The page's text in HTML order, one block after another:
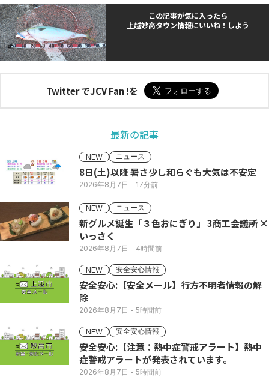
この記事が気に入ったら
上越妙高タウン情報にいいね！しよう
Twitter でJCV Fan !を
最新の記事
NEW ニュース
8日(土)以降 暑さ少し和らぐも大気は不安定
2026年8月7日 - 17分前
NEW ニュース
新グルメ誕生「３色おにぎり」 3商工会議所 ×
いっさく
2026年8月7日 - 4時間前
NEW 安全安心情報
安全安心:【安全メール】行方不明者情報の解
除
2026年8月7日 - 5時間前
NEW 安全安心情報
安全安心:【注意：熱中症警戒アラート】熱中
症警戒アラートが発表されています。
2026年8月7日 - 5時間前